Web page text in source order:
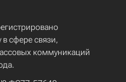
сфере связи,
коммуникаций